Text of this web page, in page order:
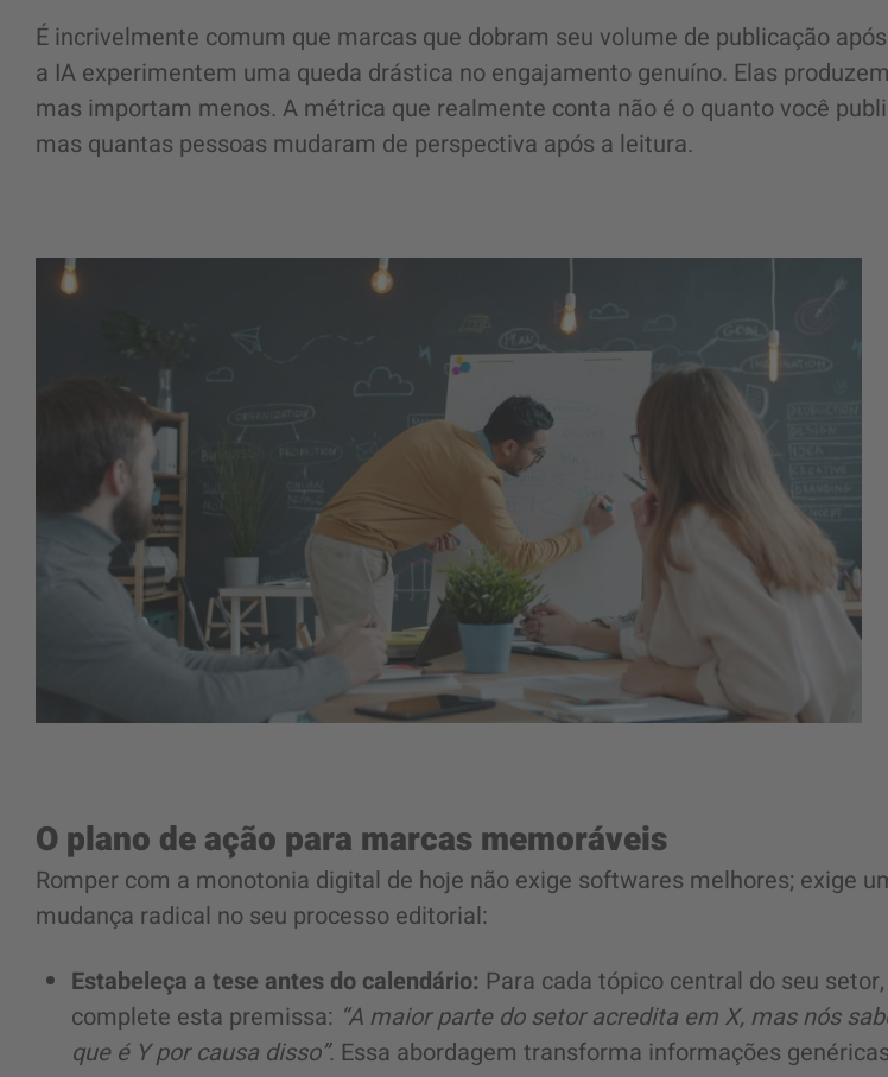
É incrivelmente comum que marcas que dobram seu volume de publicação
a IA experimentem uma queda drástica no engajamento genuíno. Elas
mas importam menos. A métrica que realmente conta não é o quanto você
mas quantas pessoas mudaram de perspectiva após a leitura.
O plano de ação para marcas memoráveis
Romper com a monotonia digital de hoje não exige softwares melhores; exige
mudança radical no seu processo editorial:
Estabeleça a tese antes do calendário: Para cada tópico central do seu setor,
complete esta premissa: “A maior parte do setor acredita em X, mas nós
que é Y por causa disso”. Essa abordagem transforma informações